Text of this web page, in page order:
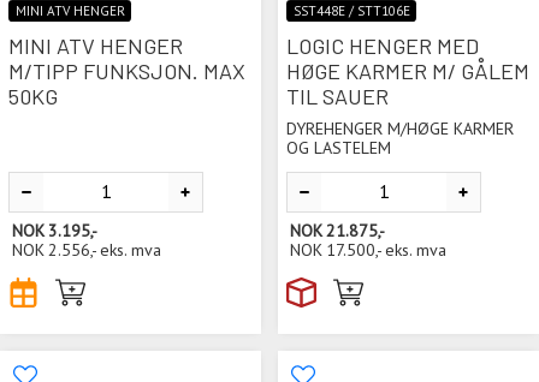
MINI ATV HENGER
MINI ATV HENGER
M/TIPP FUNKSJON. MAX
50KG
NOK 3.195,-
NOK2.556,-eks. mva
SST448E / STT106E
LOGIC HENGER MED
HØGE KARMER M/ GÅLEM
TIL SAUER
DYREHENGER M/HØGE KARMER
OG LASTELEM
NOK21.875,-
NOK 17.500,-eks. mva